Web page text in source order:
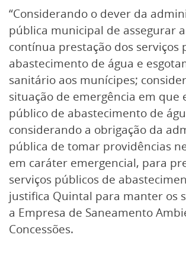
“Considerando o dever da
pública municipal de assegurar
contínua prestação dos serviços
abastecimento de água e
sanitário aos munícipes;
situação de emergência em que
público de abastecimento de
considerando a obrigação da
pública de tomar providências
em caráter emergencial, para
serviços públicos de
justifica Quintal para manter os
a Empresa de Saneamento
Concessões.